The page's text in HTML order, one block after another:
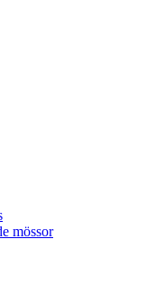
mössor